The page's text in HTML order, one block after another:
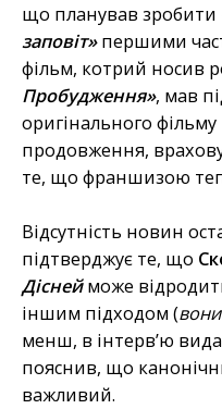
що планував зробити
заповіт»першими
фільм, котрий носив
Пробудження», мав
оригінального фільму
продовження,
те, що франшизою
Відсутність новин
підтверджує те, що
Діснейможе
іншим підходом (
менш, в інтерв’ю
пояснив, що
важливий.